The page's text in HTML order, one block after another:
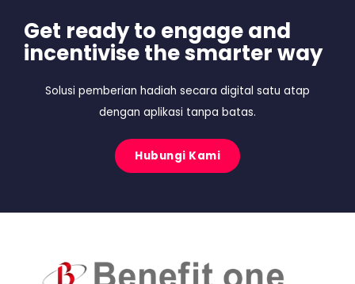
Get ready to engage and
incentivise the smarter way
Solusi pemberian hadiah secara digital satu atap
dengan aplikasi tanpa batas.
Hubungi Kami